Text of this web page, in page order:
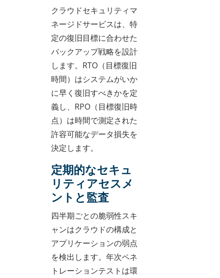
クラウドセキュリティマ
ネージドサービスは、特
定の復旧目標に合わせた
バックアップ戦略を設計
します。RTO（目標復旧
時間）はシステムがいか
に早く復旧すべきかを定
義し、RPO（目標復旧時
点）は時間で測定された
許容可能なデータ損失を
決定します。
定期的なセキュ
リティアセスメ
ントと監査
四半期ごとの脆弱性スキ
ャンはクラウドの構成と
アプリケーションの弱点
を検出します。年次ペネ
トレーションテストは環